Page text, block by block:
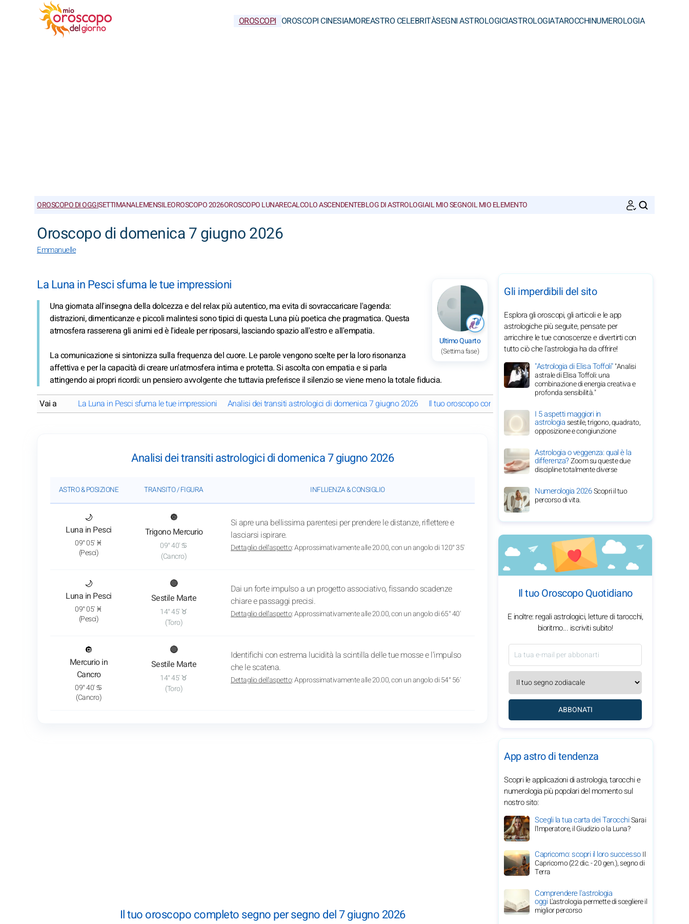
OROSCOPI OROSCOPI CINESIAMOREASTRO CELEBRITÀSEGNI ASTROLOGICIASTROLOGIATAROCCHINUMEROLOGIA
OROSCOPO DI OGGISETTIMANALEMENSILEOROSCOPO 2026OROSCOPO LUNARECALCOLO ASCENDENTEBLOG DI ASTROLOGIAIL MIO SEGNOIL MIO ELEMENTO
Oroscopo di domenica 7 giugno 2026
Emmanuelle
Ultimo Quarto
(Settima fase)
La Luna in Pesci sfuma le tue impressioni
Una giornata all'insegna della dolcezza e del relax più autentico, ma evita di sovraccaricare l'agenda:
distrazioni, dimenticanze e piccoli malintesi sono tipici di questa Luna più poetica che pragmatica. Questa
atmosfera rasserena gli animi ed è l'ideale per riposarsi, lasciando spazio all'estro e all'empatia.
La comunicazione si sintonizza sulla frequenza del cuore. Le parole vengono scelte per la loro risonanza
affettiva e per la capacità di creare un'atmosfera intima e protetta. Si ascolta con empatia e si parla
attingendo ai propri ricordi: un pensiero avvolgente che tuttavia preferisce il silenzio se viene meno la totale fiducia.
Vai a
La Luna in Pesci sfuma le tue impressioni Analisi dei transiti astrologici di domenica 7 giugno 2026 Il tuo oroscopo completo segno per segno del 7 giugno 2026
Analisi dei transiti astrologici di domenica 7 giugno 2026
ASTRO & POSIZIONE TRANSITO / FIGURA INFLUENZA & CONSIGLIO
🌙
Luna in Pesci
: Vedi l'analisi del transito
09° 05' ♓
(Pesci)
🔘
Trigono Mercurio
09° 40' ♋
(Cancro)
Si apre una bellissima parentesi per prendere le distanze, riflettere e
lasciarsi ispirare.
Dettaglio dell'aspetto: Approssimativamente alle 20.00, con un angolo di 120° 35'
🌙
Luna in Pesci
: Vedi l'analisi del transito
09° 05' ♓
(Pesci)
🔴
Sestile Marte
14° 45' ♉
(Toro)
Dai un forte impulso a un progetto associativo, fissando scadenze
chiare e passaggi precisi.
Dettaglio dell'aspetto: Approssimativamente alle 20.00, con un angolo di 65° 40'
🔘
Mercurio in
Cancro
: Vedi l'analisi del transito
09° 40' ♋
(Cancro)
🔴
Sestile Marte
14° 45' ♉
(Toro)
Identifichi con estrema lucidità la scintilla delle tue mosse e l'impulso
che le scatena.
Dettaglio dell'aspetto: Approssimativamente alle 20.00, con un angolo di 54° 56'
Il tuo oroscopo completo segno per segno del 7 giugno 2026
Gli imperdibili del sito
Esplora gli oroscopi, gli articoli e le app
astrologiche più seguite, pensate per
arricchire le tue conoscenze e divertirti con
tutto ciò che l'astrologia ha da offrire!
"Astrologia di Elisa Toffoli""Analisi
astrale di Elisa Toffoli: una
combinazione di energia creativa e
profonda sensibilità."
I 5 aspetti maggiori in
astrologiasestile, trigono, quadrato,
opposizione e congiunzione
Astrologia o veggenza: qual è la
differenza?Zoom su queste due
discipline totalmente diverse
Numerologia 2026Scopri il tuo
percorso di vita.
Il tuo Oroscopo Quotidiano
E inoltre: regali astrologici, letture di tarocchi,
bioritmo... iscriviti subito!
ABBONATI
App astro di tendenza
Scopri le applicazioni di astrologia, tarocchi e
numerologia più popolari del momento sul
nostro sito:
Scegli la tua carta dei TarocchiSarai
l'Imperatore, il Giudizio o la Luna?
Capricorno: scopri il loro successoIl
Capricorno (22 dic. - 20 gen.), segno di
Terra
Comprendere l'astrologia
oggiL'astrologia permette di scegliere il
miglior percorso